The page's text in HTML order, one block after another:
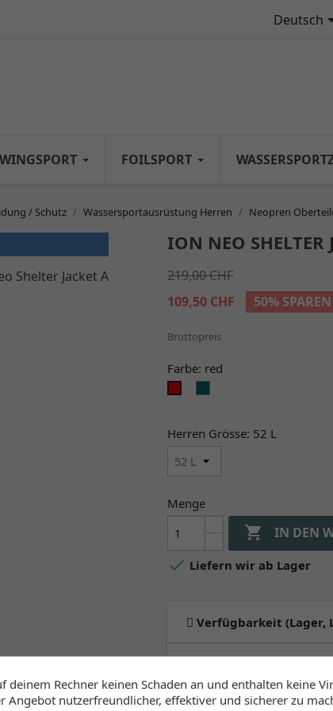
Deutsch
WINGSPORT FOILSPORT
/ Schutz Wassersportausrüstung Herren Neopren
ION NEO SHELTER
219,00 CHF
109,50 CHF
50% SPAREN
Bruttopreis
Farbe: red
Herren Grösse: 52 L
Menge
 IN DEN
 Liefern wir ab Lager
Verfügbarkeit (Lager,
an Lager:
1-3 Werktage
deinem Rechner keinen Schaden an und enthalten keine
Angebot nutzerfreundlicher, effektiver und sicherer zu